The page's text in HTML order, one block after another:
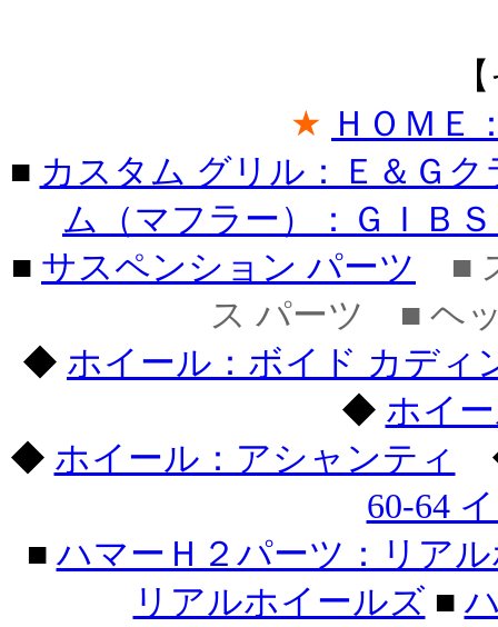
★ ＨＯＭＥ
■ カスタム グリル：Ｅ＆Ｇ
ム（マフラー）：ＧＩＢ
■ サスペンション パーツ
■
ス パーツ ■ ヘ
◆ ホイール：ボイド カディ
◆ ホイ
◆ ホイール：アシャンティ
60-64
■ハマーＨ２パーツ：リア
リアルホイールズ■